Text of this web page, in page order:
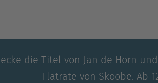
die Titel von Jan de Horn
Flatrate von Skoobe. Ab